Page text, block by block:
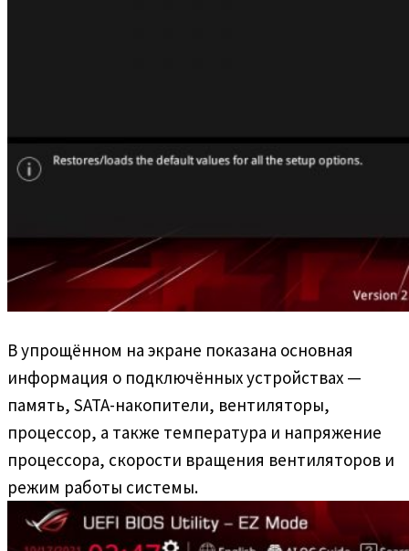
В упрощённом на экране показана основная
информация о подключённых устройствах —
память, SATA-накопители, вентиляторы,
процессор, а также температура и напряжение
процессора, скорости вращения вентиляторов и
режим работы системы.